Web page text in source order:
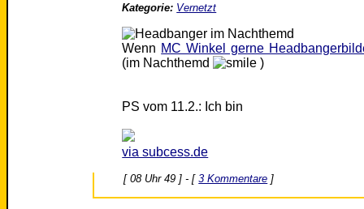
Kategorie: Vernetzt
Wenn MC Winkel gerne
(im Nachthemd
)
PS vom 11.2.: Ich bin
via subcess.de
[ 08 Uhr 49 ] - [3 Kommentare ]